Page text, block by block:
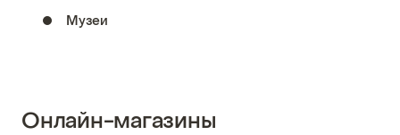
Музеи
Онлайн-магазины